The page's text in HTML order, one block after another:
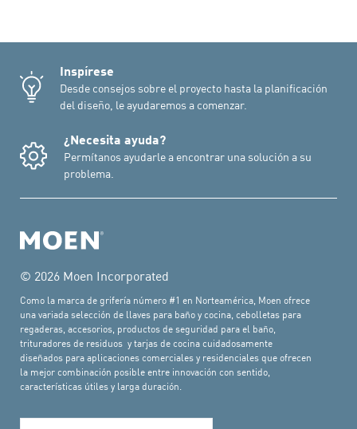
Inspírese
Desde consejos sobre el proyecto hasta la planificación
del diseño, le ayudaremos a comenzar.
¿Necesita ayuda?
Permítanos ayudarle a encontrar una solución a su
problema.
© 2026 Moen Incorporated
Como la marca de grifería número #1 en Norteamérica, Moen ofrece
una variada selección de llaves para baño y cocina, cebolletas para
regaderas, accesorios, productos de seguridad para el baño,
trituradores de residuos y tarjas de cocina cuidadosamente
diseñados para aplicaciones comerciales y residenciales que ofrecen
la mejor combinación posible entre innovación con sentido,
características útiles y larga duración.